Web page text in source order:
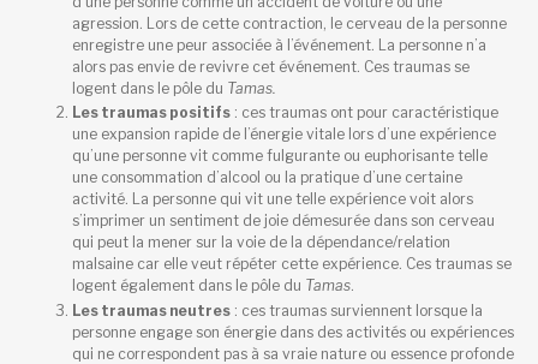
agression. Lors de cette contraction, le cerveau de la personne
enregistre une peur associée à l’événement. La personne n’a
alors pas envie de revivre cet événement. Ces traumas se
logent dans le pôle du Tamas.
Les traumas positifs : ces traumas ont pour caractéristique
une expansion rapide de l’énergie vitale lors d’une expérience
qu’une personne vit comme fulgurante ou euphorisante telle
une consommation d’alcool ou la pratique d’une certaine
activité. La personne qui vit une telle expérience voit alors
s’imprimer un sentiment de joie démesurée dans son cerveau
qui peut la mener sur la voie de la dépendance/relation
malsaine car elle veut répéter cette expérience. Ces traumas se
logent également dans le pôle du Tamas.
Les traumas neutres : ces traumas surviennent lorsque la
personne engage son énergie dans des activités ou expériences
qui ne correspondent pas à sa vraie nature ou essence profonde